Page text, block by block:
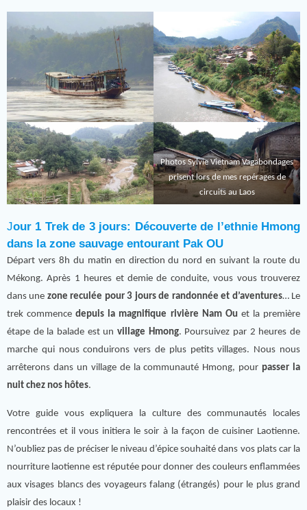
Photos Sylvie Vietnam Vagabondages
prisent lors de mes repérages de
circuits au Laos
Jour 1 Trek de 3 jours: Découverte de l’ethnie Hmong
dans la zone sauvage entourant Pak OU
Départ vers 8h du matin en direction du nord en suivant la route du
Mékong. Après 1 heures et demie de conduite, vous vous trouverez
dans une zone reculée pour 3 jours de randonnée et d’aventures… Le
trek commencedepuis la magnifique rivière Nam Ouet la première
étape de la balade est un village Hmong. Poursuivez par 2 heures de
marche qui nous conduirons vers de plus petits villages. Nous nous
arrêterons dans un village de la communauté Hmong, pour passer la
nuit chez nos hôtes.
Votre guide vous expliquera la culture des communautés locales
rencontrées et il vous initiera le soir à la façon de cuisiner Laotienne.
N’oubliez pas de préciser le niveau d’épice souhaité dans vos plats car la
nourriture laotienne est réputée pour donner des couleurs enflammées
aux visages blancs des voyageurs falang (étrangés) pour le plus grand
plaisir des locaux !